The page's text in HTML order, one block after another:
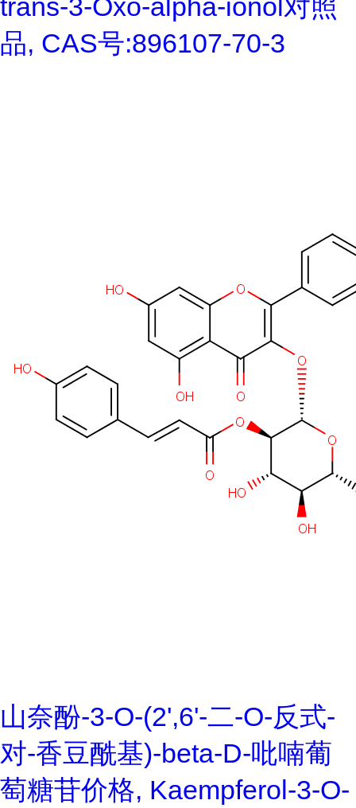
trans-3-Oxo-alpha-ionol对照
品, CAS号:896107-70-3
山奈酚-3-O-(2',6'-二-O-反式-
对-香豆酰基)-beta-D-吡喃葡
萄糖苷价格, Kaempferol-3-O-